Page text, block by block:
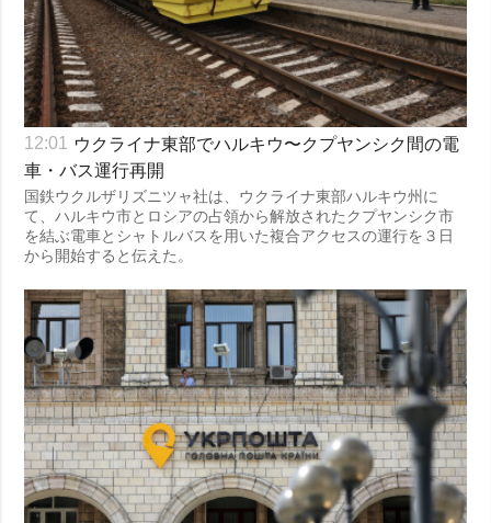
12:01
ウクライナ東部でハルキウ〜クプヤンシク間の電
車・バス運行再開
国鉄ウクルザリズニツャ社は、ウクライナ東部ハルキウ州に
て、ハルキウ市とロシアの占領から解放されたクプヤンシク市
を結ぶ電車とシャトルバスを用いた複合アクセスの運行を３日
から開始すると伝えた。